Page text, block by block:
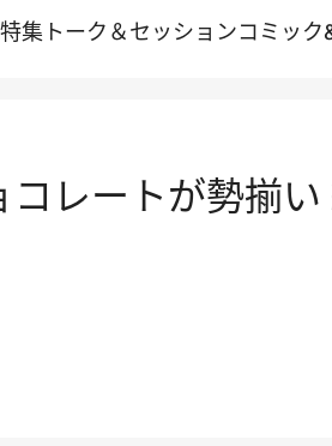
特集 トーク＆セッションコミック
レートが勢揃